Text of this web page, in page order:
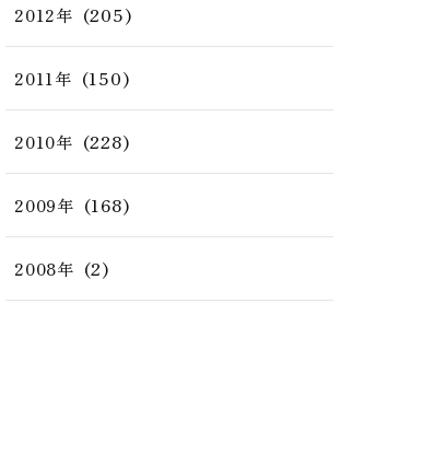
2012年 (205)
2011年 (150)
2010年 (228)
2009年 (168)
2008年 (2)